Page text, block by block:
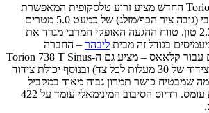
קלאאס Torion 738 T Sinus החדש מציע זרוע טלסקופית המאפשרת
הגעה לגובה העמסה מרבי (גובה ציר הכף/מזלג) של כמעט 5.0 מטרים
וכושר הרמה מרבי של 2.3 טון. טווח ההגעה האופקי המרבי מגרד את
ליבהר – החברה
המייצרת את המעמיסים עבור קלאאס – מציע גם ה-Torion 738 T Sinus
היגוי כפול – פרקי (עד לצידוד של 30 מעלות לכל צד) ובנוסף יכולת צידוד
שמבטיח כושר תמרון גבוה מאוד במקביל
ליציבות בטוחה גם תחת עומס. רדיוס הסיבוב המינימאלי עומד על 422